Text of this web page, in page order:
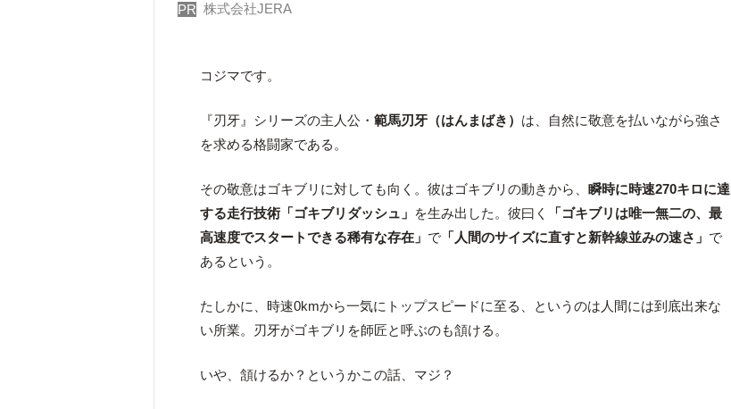
PR 株式会社JERA
コジマです。
『刃牙』シリーズの主人公・範馬刃牙（はんまばき） は、自然に敬意を払いながら強さ
を求める格闘家である。
その敬意はゴキブリに対しても向く。彼はゴキブリの動きから、瞬時に時速270キロに達
する走行技術「ゴキブリダッシュ」 を生み出した。彼曰く
「ゴキブリは唯一無二の、最
高速度でスタートできる稀有な存在」 で 「人間のサイズに直すと新幹線並みの速さ」 で
あるという。
たしかに、時速0kmから一気にトップスピードに至る、というのは人間には到底出来な
い所業。刃牙がゴキブリを師匠と呼ぶのも頷ける。
いや、頷けるか？というかこの話、マジ？